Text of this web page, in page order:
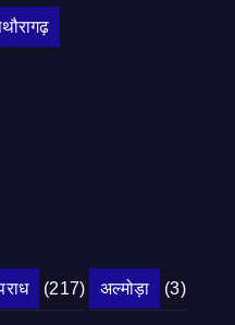
(217) अल्मोड़ा (3)